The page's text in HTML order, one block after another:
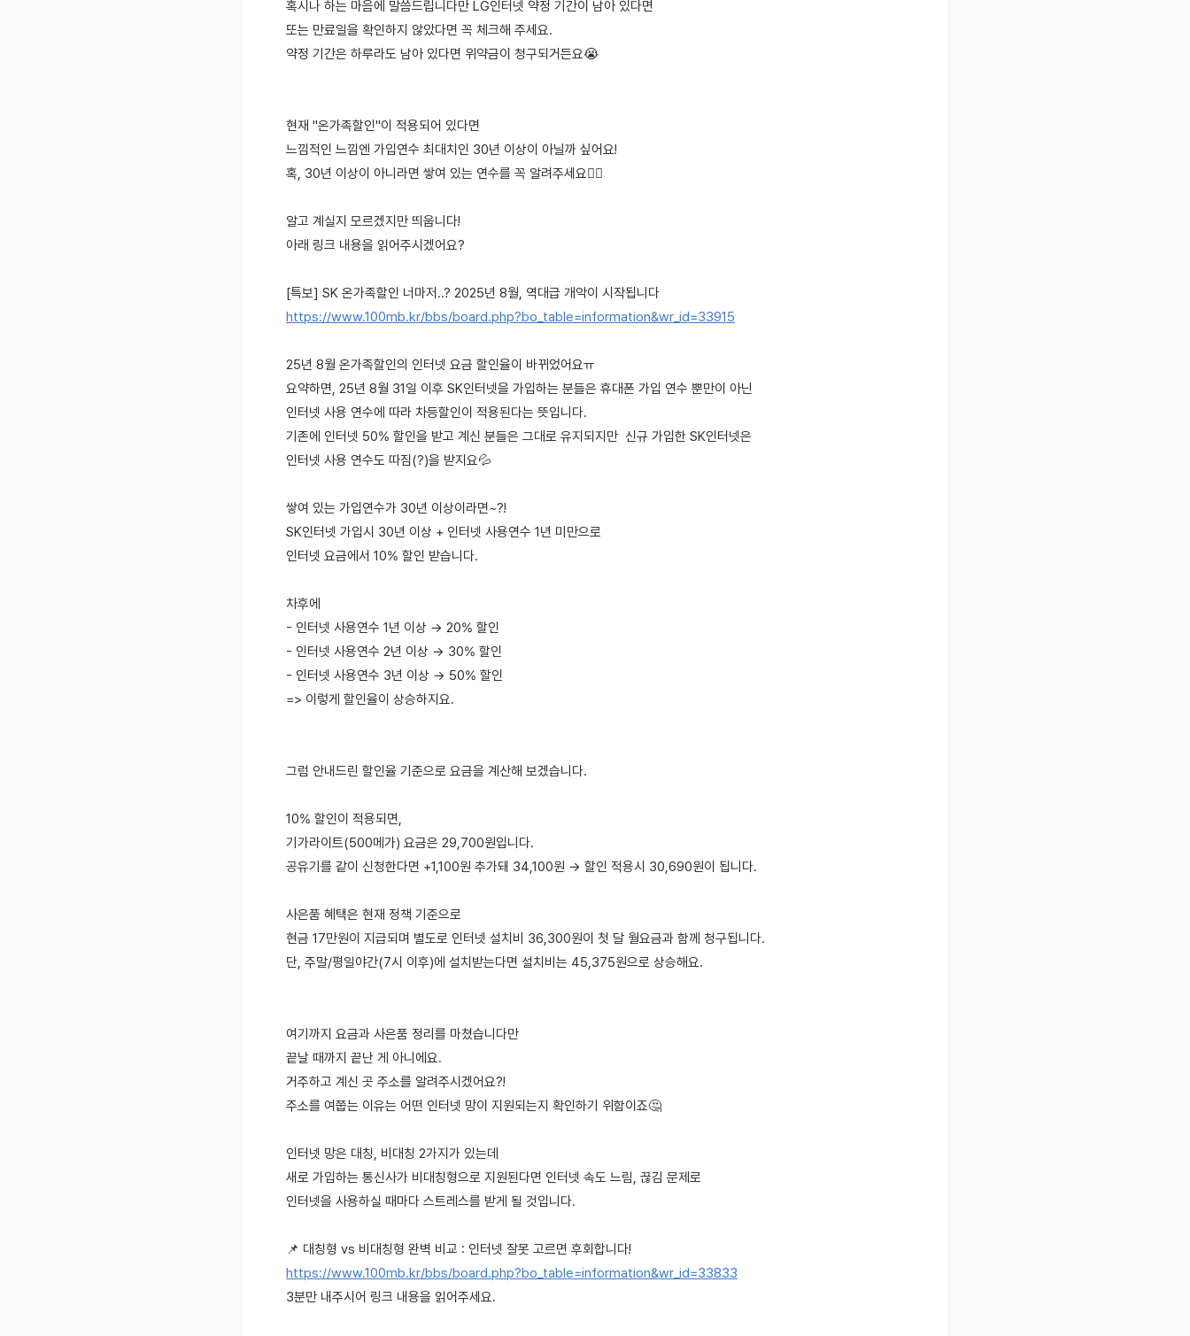
혹시나 하는 마음에 말씀드립니다만 LG인터넷 약정 기간이 남아 있다면
또는 만료일을 확인하지 않았다면 꼭 체크해 주세요.
약정 기간은 하루라도 남아 있다면 위약금이 청구되거든요😭
현재 "온가족할인"이 적용되어 있다면
느낌적인 느낌엔 가입연수 최대치인 30년 이상이 아닐까 싶어요!
혹, 30년 이상이 아니라면 쌓여 있는 연수를 꼭 알려주세요🙋‍♀️
알고 계실지 모르겠지만 띄웁니다!
아래 링크 내용을 읽어주시겠어요?
[특보] SK 온가족할인 너마저..? 2025년 8월, 역대급 개악이 시작됩니다
https://www.100mb.kr/bbs/board.php?bo_table=information&wr_id=33915
25년 8월 온가족할인의 인터넷 요금 할인율이 바뀌었어요ㅠ
요약하면, 25년 8월 31일 이후 SK인터넷을 가입하는 분들은 휴대폰 가입 연수 뿐만이 아닌
인터넷 사용 연수에 따라 차등할인이 적용된다는 뜻입니다.
기존에 인터넷 50% 할인을 받고 계신 분들은 그대로 유지되지만 신규 가입한 SK인터넷은
인터넷 사용 연수도 따짐(?)을 받지요💦
쌓여 있는 가입연수가 30년 이상이라면~?!
SK인터넷 가입시 30년 이상 + 인터넷 사용연수 1년 미만으로
인터넷 요금에서 10% 할인 받습니다.
차후에
- 인터넷 사용연수 1년 이상 → 20% 할인
- 인터넷 사용연수 2년 이상 → 30% 할인
- 인터넷 사용연수 3년 이상 → 50% 할인
=> 이렇게 할인율이 상승하지요.
그럼 안내드린 할인율 기준으로 요금을 계산해 보겠습니다.
10% 할인이 적용되면,
기가라이트(500메가) 요금은 29,700원입니다.
공유기를 같이 신청한다면 +1,100원 추가돼 34,100원 → 할인 적용시 30,690원이 됩니다.
사은품 혜택은 현재 정책 기준으로
현금 17만원이 지급되며 별도로 인터넷 설치비 36,300원이 첫 달 월요금과 함께 청구됩니다.
단, 주말/평일야간(7시 이후)에 설치받는다면 설치비는 45,375원으로 상승해요.
여기까지 요금과 사은품 정리를 마쳤습니다만
끝날 때까지 끝난 게 아니에요.
거주하고 계신 곳 주소를 알려주시겠어요?!
주소를 여쭙는 이유는 어떤 인터넷 망이 지원되는지 확인하기 위함이죠🤔
인터넷 망은 대칭, 비대칭 2가지가 있는데
새로 가입하는 통신사가 비대칭형으로 지원된다면 인터넷 속도 느림, 끊김 문제로
인터넷을 사용하실 때마다 스트레스를 받게 될 것입니다.
📌 대칭형 vs 비대칭형 완벽 비교 : 인터넷 잘못 고르면 후회합니다!
https://www.100mb.kr/bbs/board.php?bo_table=information&wr_id=33833
3분만 내주시어 링크 내용을 읽어주세요.